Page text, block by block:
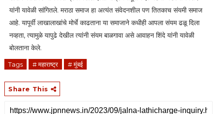
यांनी यावेळी सांगितले. मराठा समाज हा अत्यंत संवेदनशील पण तितकाच संयमी समाज
आहे. यापूर्वी लाखालाखांचे मोर्चे काढताना या समाजाने कधीही आपला संयम ढळू दिला
नव्हता, त्यामुळे यापुढे देखील त्यांनी संयम बाळगावा असे आवाहन शिंदे यांनी यावेळी
बोलताना केले.
Tags # महाराष्ट्र # मुंबई
Share This